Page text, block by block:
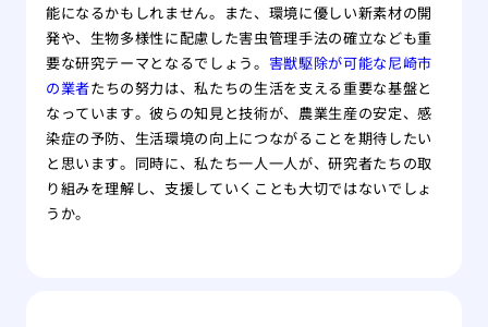
能になるかもしれません。また、環境に優しい新素材の開
発や、生物多様性に配慮した害虫管理手法の確立なども重
要な研究テーマとなるでしょう。 害獣駆除が可能な尼崎市
の業者たちの努力は、私たちの生活を支える重要な基盤と
なっています。彼らの知見と技術が、農業生産の安定、感
染症の予防、生活環境の向上につながることを期待したい
と思います。同時に、私たち一人一人が、研究者たちの取
り組みを理解し、支援していくことも大切ではないでしょ
うか。